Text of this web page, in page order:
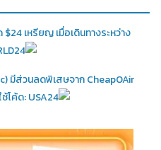
เหรียญ เมื่อเดินทางระหว่าง
มีส่วนลดพิเสษจาก CheapOAir
โค้ด: USA24